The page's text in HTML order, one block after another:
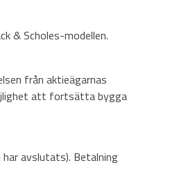
& Scholes-modellen.
från aktieägarnas
att fortsätta bygga
avslutats). Betalning